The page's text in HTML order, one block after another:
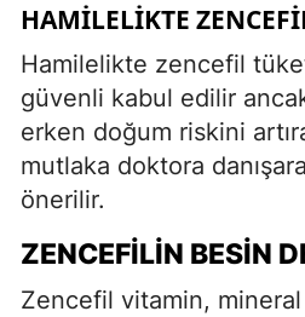
HAMILELIKTE
Hamilelikte zencefil
güvenli kabul edilir
erken doğum riskini
mutlaka doktora
önerilir.
ZENCEFILIN BESIN
Zencefil vitamin,